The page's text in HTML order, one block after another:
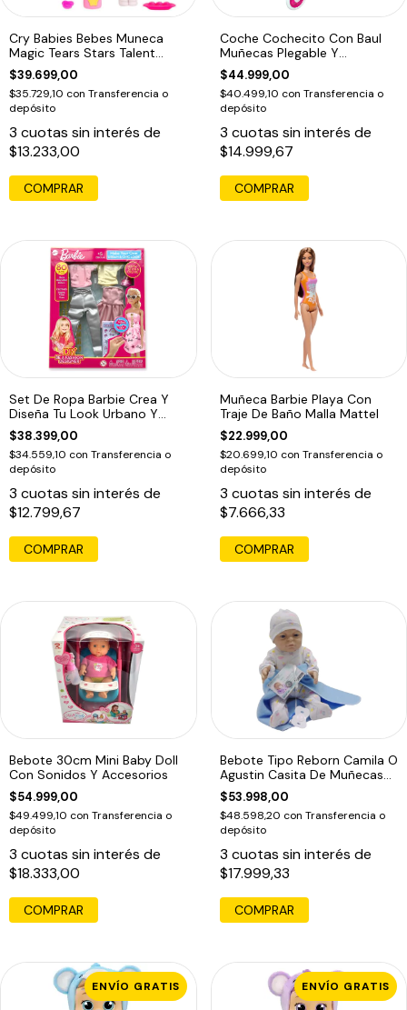
Cry Babies Bebes Muneca
Magic Tears Stars Talent
Babies1
$39.699,00
$35.729,10 con Transferencia o
depósito
3 cuotas sin interés de
$13.233,00
COMPRAR
Coche Cochecito Con Baul
Muñecas Plegable Y
Resistente Toldo
$44.999,00
$40.499,10 con Transferencia o
depósito
3 cuotas sin interés de
$14.999,67
Set De Ropa Barbie Crea Y
Diseña Tu Look Urbano Y
Chic
$38.399,00
$34.559,10 con Transferencia o
depósito
3 cuotas sin interés de
$12.799,67
Muñeca Barbie Playa Con
Traje De Baño Malla Mattel
$22.999,00
$20.699,10 con Transferencia o
depósito
3 cuotas sin interés de
$7.666,33
COMPRAR
Bebote 30cm Mini Baby Doll
Con Sonidos Y Accesorios
$54.999,00
$49.499,10 con Transferencia o
depósito
3 cuotas sin interés de
$18.333,00
Bebote Tipo Reborn Camila O
Agustin Casita De Muñecas
104a
$53.998,00
$48.598,20 con Transferencia o
depósito
3 cuotas sin interés de
$17.999,33
COMPRAR
ENVÍO GRATIS ENVÍO GRATIS